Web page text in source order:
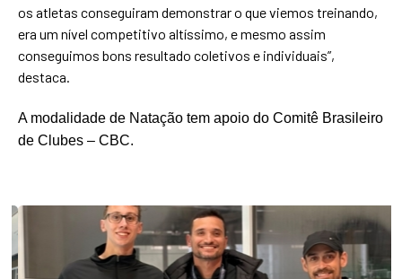
os atletas conseguiram demonstrar o que viemos treinando,
era um nível competitivo altíssimo, e mesmo assim
conseguimos bons resultado coletivos e individuais”,
destaca.
A modalidade de Natação tem apoio do Comitê Brasileiro
de Clubes – CBC.